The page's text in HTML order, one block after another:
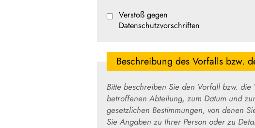
Verstoß gegen
Datenschutzvorschriften
Beschreibung des Vorfalls bzw.
Bitte beschreiben Sie den Vorfall bzw. die Vorfälle so
betroffenen Abteilung, zum Datum und zum Ort des Vorfalls an.
gesetzlichen Bestimmungen, von denen Sie glauben, dass sie verletzt wurden. Wenn